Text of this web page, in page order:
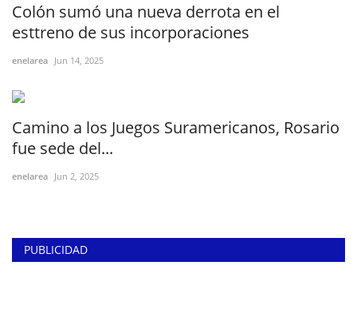
Colón sumó una nueva derrota en el
esttreno de sus incorporaciones
enelarea Jun 14, 2025
Camino a los Juegos Suramericanos, Rosario
fue sede del...
enelarea Jun 2, 2025
PUBLICIDAD